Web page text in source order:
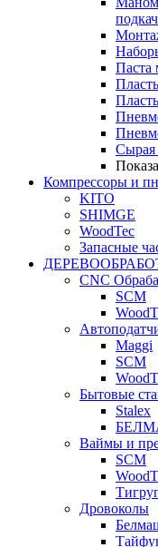
Паста
Сырая
Компрессоры и
KITO
SHIMGE
WoodTec
Запасные
CNC
SCM
Maggi
SCM
Бытовые
Stalex
Ваймы и
SCM
Дровоколы